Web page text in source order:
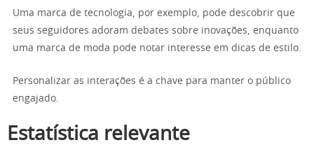
Uma marca de tecnologia, por exemplo, pode descobrir que
seus seguidores adoram debates sobre inovações, enquanto
uma marca de moda pode notar interesse em dicas de estilo.
Personalizar as interações é a chave para manter o público
engajado.
Estatística relevante